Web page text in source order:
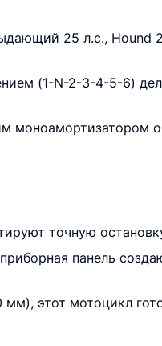
25 л.с., Hound
(1-N-2-3-4-5-6)
моноамортизатором
точную
панель
этот мотоцикл